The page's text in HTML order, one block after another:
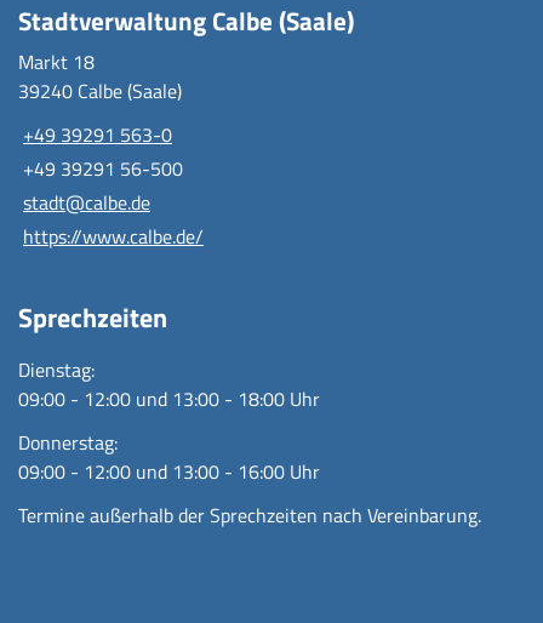
Stadtverwaltung Calbe (Saale)
Markt 18
39240 Calbe (Saale)
+49 39291 563-0
+49 39291 56-500
stadt@calbe.de
https://www.calbe.de/
Sprechzeiten
Dienstag:
09:00 - 12:00 und 13:00 - 18:00 Uhr
Donnerstag:
09:00 - 12:00 und 13:00 - 16:00 Uhr
Termine außerhalb der Sprechzeiten nach Vereinbarung.